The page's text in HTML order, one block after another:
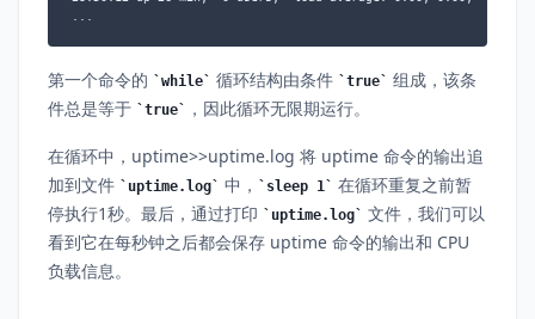
...
第一个命令的 while 循环结构由条件 true
组成，该条
件总是等于
true ，因此循环无限期运行。
在循环中，uptime>>uptime.log 将 uptime 命令的输出追
加到文件
uptime.log 中， sleep 1
在循环重复之前暂
停执行1秒。最后，通过打印
uptime.log
文件，我们可以
看到它在每秒钟之后都会保存 uptime 命令的输出和 CPU
负载信息。